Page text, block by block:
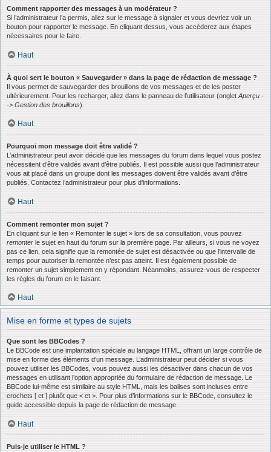
Comment rapporter des messages à un modérateur ?
Si l’administrateur l’a permis, allez sur le message à signaler et vous devriez voir un
bouton pour rapporter le message. En cliquant dessus, vous accéderez aux étapes
nécessaires pour le faire.
Haut
À quoi sert le bouton « Sauvegarder » dans la page de rédaction de message ?
Il vous permet de sauvegarder des brouillons de vos messages et de les poster
ultérieurement. Pour les recharger, allez dans le panneau de l’utilisateur (onglet Aperçu -
-> Gestion des brouillons).
Haut
Pourquoi mon message doit être validé ?
L’administrateur peut avoir décidé que les messages du forum dans lequel vous postez
nécessitent d’être validés avant d’être publiés. Il est possible aussi que l’administrateur
vous ait placé dans un groupe dont les messages doivent être validés avant d’être
publiés. Contactez l’administrateur pour plus d’informations.
Haut
Comment remonter mon sujet ?
En cliquant sur le lien « Remonter le sujet » lors de sa consultation, vous pouvez
remonter le sujet en haut du forum sur la première page. Par ailleurs, si vous ne voyez
pas ce lien, cela signifie que la remontée de sujet est désactivée ou que l’intervalle de
temps pour autoriser la remontée n’est pas atteint. Il est également possible de
remonter un sujet simplement en y répondant. Néanmoins, assurez-vous de respecter
les règles du forum en le faisant.
Haut
Mise en forme et types de sujets
Que sont les BBCodes ?
Le BBCode est une implantation spéciale au langage HTML, offrant un large contrôle de
mise en forme des éléments d’un message. L’administrateur peut décider si vous
pouvez utiliser les BBCodes, vous pouvez aussi les désactiver dans chacun de vos
messages en utilisant l’option appropriée du formulaire de rédaction de message. Le
BBCode lui-même est similaire au style HTML, mais les balises sont incluses entre
crochets [ et ] plutôt que < et >. Pour plus d’informations sur le BBCode, consultez le
guide accessible depuis la page de rédaction de message.
Haut
Puis-je utiliser le HTML ?